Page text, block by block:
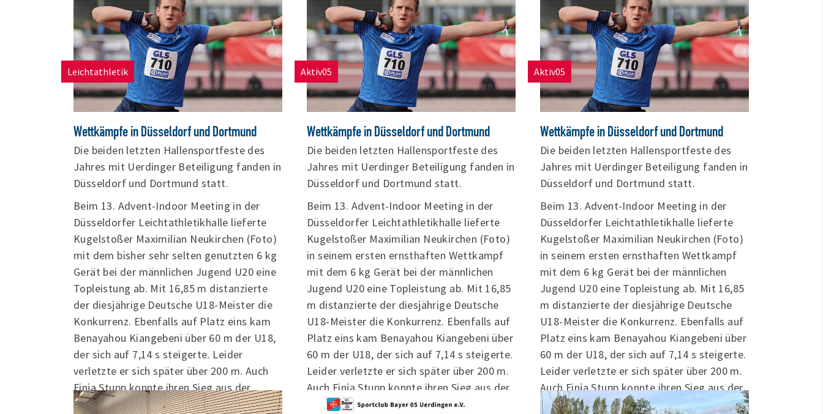
Leichtathletik
Wettkämpfe in Düsseldorf und Dortmund
Die beiden letzten Hallensportfeste des
Jahres mit Uerdinger Beteiligung fanden in
Düsseldorf und Dortmund statt.
Beim 13. Advent-Indoor Meeting in der
Düsseldorfer Leichtathletikhalle lieferte
Kugelstoßer Maximilian Neukirchen (Foto)
mit dem bisher sehr selten genutzten 6 kg
Gerät bei der männlichen Jugend U20 eine
Topleistung ab. Mit 16,85 m distanzierte
der diesjährige Deutsche U18-Meister die
Konkurrenz. Ebenfalls auf Platz eins kam
Benayahou Kiangebeni über 60 m der U18,
der sich auf 7,14 s steigerte. Leider
verletzte er sich später über 200 m. Auch
Finja Stupp konnte ihren Sieg aus der
Vorwoche im 200 m Sprint der weiblichen
Aktiv05
Wettkämpfe in Düsseldorf und Dortmund
Die beiden letzten Hallensportfeste des
Jahres mit Uerdinger Beteiligung fanden in
Düsseldorf und Dortmund statt.
Beim 13. Advent-Indoor Meeting in der
Düsseldorfer Leichtathletikhalle lieferte
Kugelstoßer Maximilian Neukirchen (Foto)
in seinem ersten ernsthaften Wettkampf
mit dem 6 kg Gerät bei der männlichen
Jugend U20 eine Topleistung ab. Mit 16,85
m distanzierte der diesjährige Deutsche
U18-Meister die Konkurrenz. Ebenfalls auf
Platz eins kam Benayahou Kiangebeni über
60 m der U18, der sich auf 7,14 s steigerte.
Leider verletzte er sich später über 200 m.
Auch Finja Stupp konnte ihren Sieg aus der
Vorwoche im 200 m Sprint der weiblichen
Aktiv05
Wettkämpfe in Düsseldorf und Dortmund
Die beiden letzten Hallensportfeste des
Jahres mit Uerdinger Beteiligung fanden in
Düsseldorf und Dortmund statt.
Beim 13. Advent-Indoor Meeting in der
Düsseldorfer Leichtathletikhalle lieferte
Kugelstoßer Maximilian Neukirchen (Foto)
in seinem ersten ernsthaften Wettkampf
mit dem 6 kg Gerät bei der männlichen
Jugend U20 eine Topleistung ab. Mit 16,85
m distanzierte der diesjährige Deutsche
U18-Meister die Konkurrenz. Ebenfalls auf
Platz eins kam Benayahou Kiangebeni über
60 m der U18, der sich auf 7,14 s steigerte.
Leider verletzte er sich später über 200 m.
Auch Finja Stupp konnte ihren Sieg aus der
Vorwoche im 200 m Sprint der weiblichen